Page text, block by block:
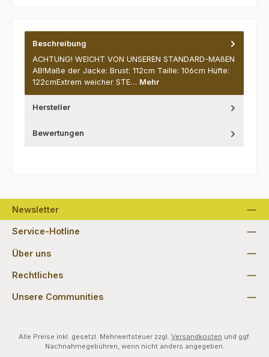
Beschreibung
ACHTUNG! WEICHT VON UNSEREN STANDARD-MAßEN
AB!Maße der Jacke: Brust: 112cm Taille: 106cm Hüfte:
122cmExtrem weicher STE… Mehr
Hersteller
Bewertungen
Newsletter
Service-Hotline
Über uns
Rechtliches
Unsere Communities
Alle Preise inkl. gesetzl. Mehrwertsteuer zzgl. Versandkosten und ggf.
Nachnahmegebühren, wenn nicht anders angegeben.